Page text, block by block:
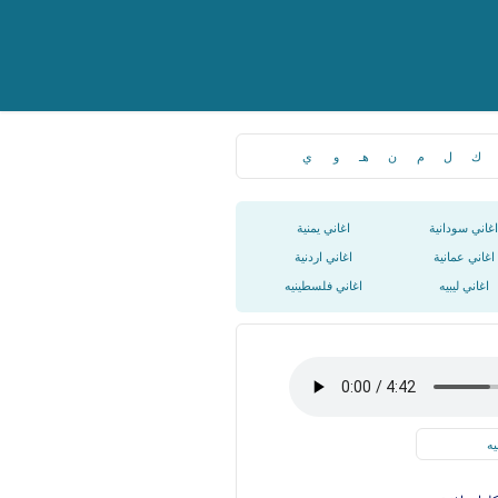
ك ل م ن هـ و ي
اغاني سودانية اغاني يمنية
اغاني عمانية اغاني اردنية
اغاني ليبيه اغاني فلسطينيه